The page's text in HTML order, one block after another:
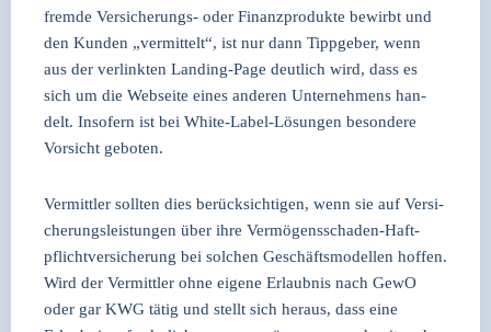
frem­de Ver­si­che­rungs- oder Finanz­pro­duk­te bewirbt und
den Kun­den „ver­mit­telt“, ist nur dann Tipp­ge­ber, wenn
aus der ver­link­ten Landing-Page deut­lich wird, dass es
sich um die Web­sei­te eines ande­ren Unter­neh­mens han­
delt. Inso­fern ist bei White-Label-Lösun­gen beson­de­re
Vor­sicht gebo­ten.
Ver­mitt­ler soll­ten dies berück­sich­ti­gen, wenn sie auf Ver­si­
che­rungs­leis­tun­gen über ihre Ver­mö­gens­scha­den-Haft­
pflicht­ver­si­che­rung bei sol­chen Geschäfts­mo­del­len hof­fen.
Wird der Ver­mitt­ler ohne eige­ne Erlaub­nis nach GewO
oder gar KWG tätig und stellt sich her­aus, dass eine